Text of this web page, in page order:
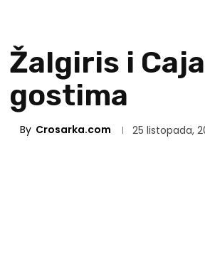
Žalgiris i
gostima
By Crosarka.com 25 listopada,